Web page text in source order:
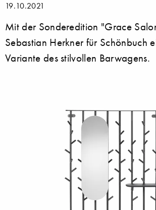
19.10.2021
Mit der Sonderedition "Grace
Sebastian Herkner für Schönbuch
Variante des stilvollen Barwagens.